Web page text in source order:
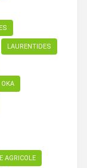
LAURENTIDES
OKA
AGRICOLE